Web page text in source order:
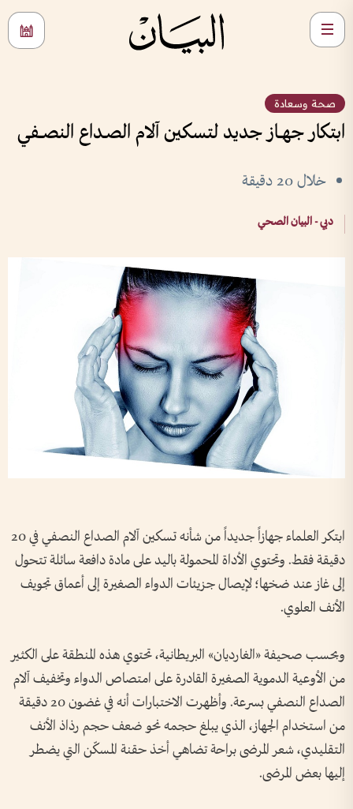
صحة وسعادة
ابتكار جهــاز جديد لتسكين آلام الصـداع النصــفي
خلال 20 دقيقة
دبي - البيان الصحي
ابتكر العلماء جهازاً جديداً من شأنه تسكين آلام الصداع النصفي في 20
دقيقة فقط. وتحتوي الأداة المحمولة باليد على مادة دافعة سائلة تتحول
إلى غاز عند ضخها؛ لإيصال جزيئات الدواء الصغيرة إلى أعماق تجويف
الأنف العلوي.
وبحسب صحيفة «الغارديان» البريطانية، تحتوي هذه المنطقة على الكثير
من الأوعية الدموية الصغيرة القادرة على امتصاص الدواء وتخفيف آلام
الصداع النصفي بسرعة. وأظهرت الاختبارات أنه في غضون 20 دقيقة
من استخدام الجهاز، الذي يبلغ حجمه نحو ضعف حجم رذاذ الأنف
التقليدي، شعر المرضى براحة تضاهي أخذ حقنة المسكّن التي يضطر
إليها بعض المرضى.